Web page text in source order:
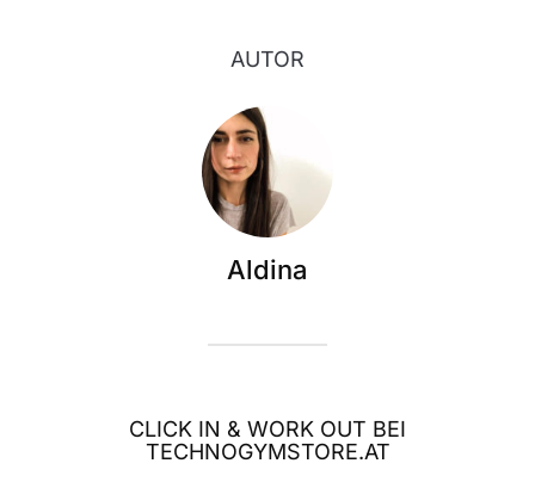
AUTOR
Aldina
CLICK IN & WORK OUT BEI
TECHNOGYMSTORE.AT